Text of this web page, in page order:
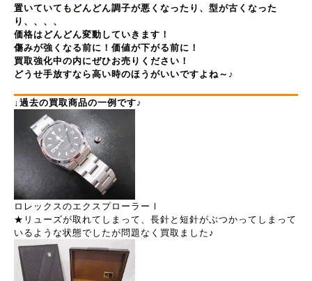
置いていてもどんどん調子が悪くなったり、型が古くなった
り、、、、
価格はどんどん変動していきます！
傷みが強くなる前に！価値が下がる前に！
買取強化中の内にぜひお売りください！
どうせ手放すなら高い時のほうがいいですよね～♪
↓過去の買取商品の一例です♪
ロレックスのエクスプローラーⅠ
★リューズが取れてしまって、長針と短針がぶつかってしまって
いるような状態でしたが問題なく買取ました♪